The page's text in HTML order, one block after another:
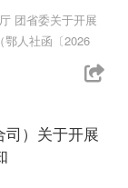
团省委关于开展
鄂人社函〔2026
）关于开展